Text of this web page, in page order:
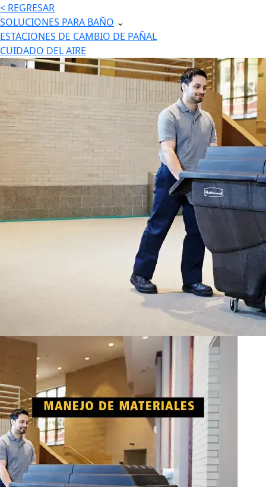
< REGRESAR
SOLUCIONES PARA BAÑO ⌄
ESTACIONES DE CAMBIO DE PAÑAL
CUIDADO DEL AIRE